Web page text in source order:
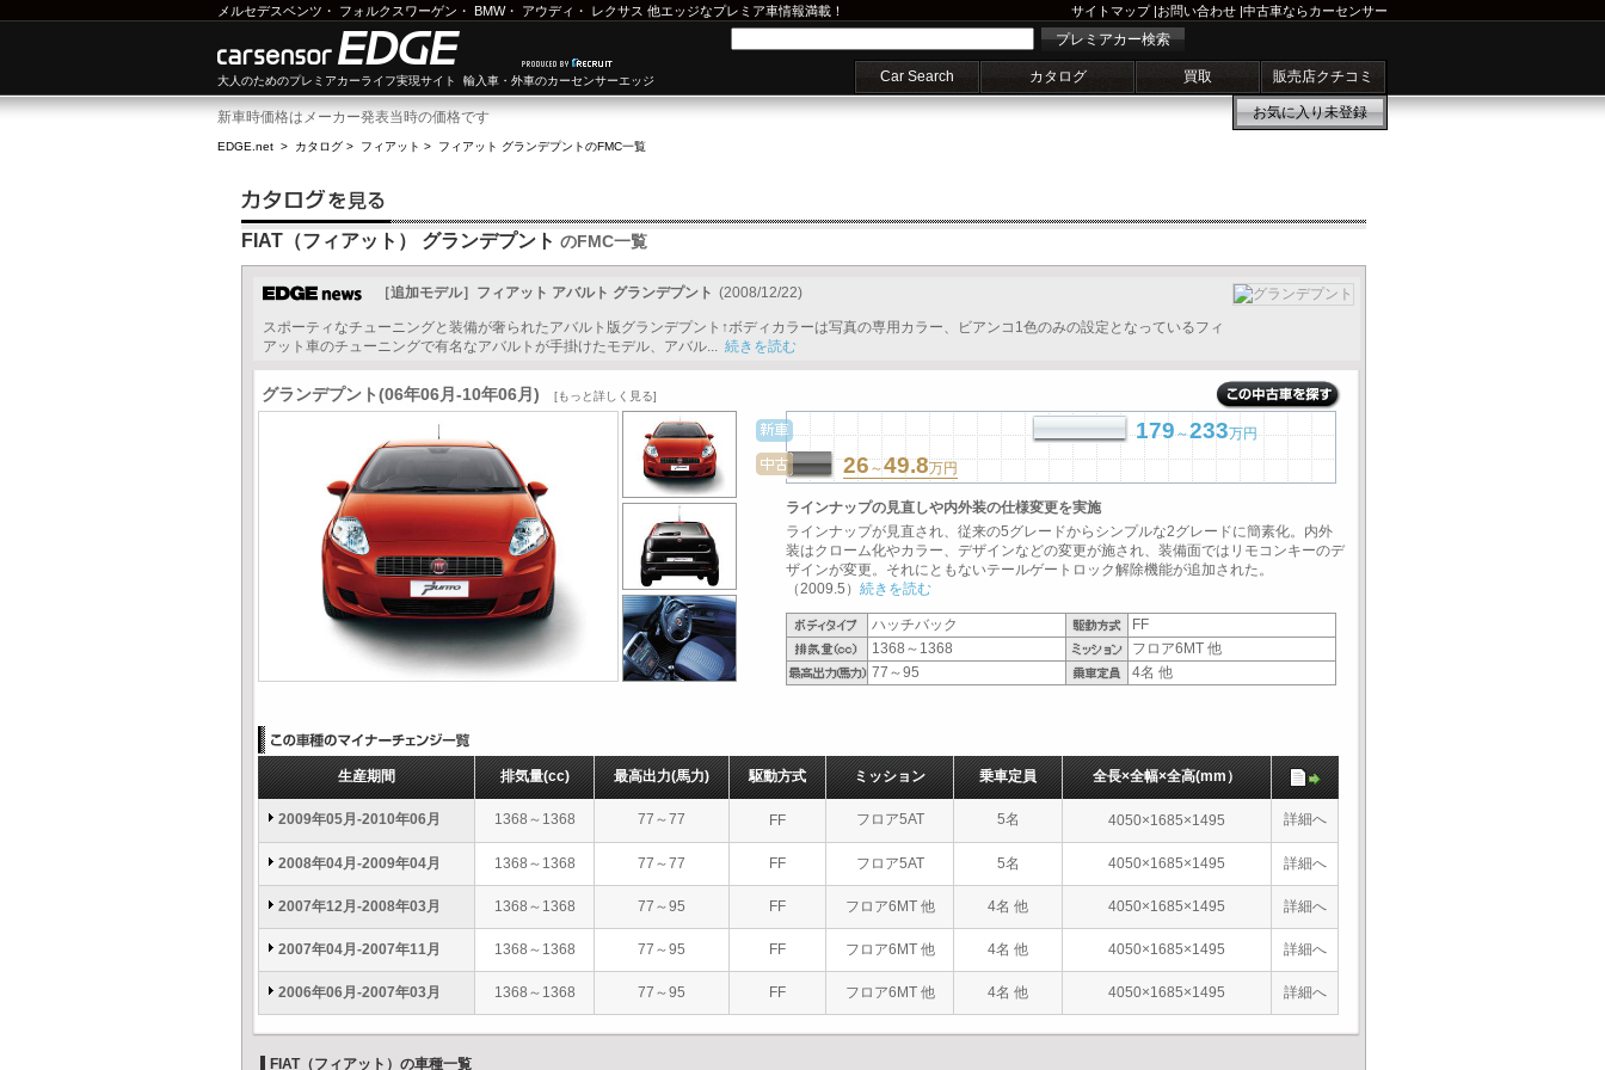
メルセデスベンツ ・ フォルクスワーゲン ・ BMW・ アウディ ・ レクサス 他エッジなプレミア車情報満載！ サイトマップ|お問い合わせ |中古車ならカーセンサー
大人のためのプレミアカーライフ実現サイト 輸入車・外車のカーセンサーエッジ
プレミアカー検索
Car Search カタログ 買取 販売店クチコミ
お気に入り未登録
新車時価格はメーカー発表当時の価格です
EDGE.net > カタログ > フィアット > フィアット グランデプントのFMC一覧
FIAT（フィアット） グランデプント のFMC一覧
［追加モデル］フィアット アバルト グランデプント (2008/12/22)
スポーティなチューニングと装備が奢られたアバルト版グランデプント↑ボディカラーは写真の専用カラー、ビアンコ1色のみの設定となっているフィ
アット車のチューニングで有名なアバルトが手掛けたモデル、アバル... 続きを読む
グランデプント(06年06月-10年06月) [もっと詳しく見る]
179～233万円
26 ～49.8万円
ラインナップの見直しや内外装の仕様変更を実施
ラインナップが見直され、従来の5グレードからシンプルな2グレードに簡素化。内外
装はクローム化やカラー、デザインなどの変更が施され、装備面ではリモコンキーのデ
ザインが変更。それにともないテールゲートロック解除機能が追加された。
（2009.5） 続きを読む
ハッチバック
FF
1368～1368
フロア6MT 他
77～95
4名 他
生産期間 排気量(cc) 最高出力(馬力) 駆動方式 ミッション 乗車定員 全長×全幅×全高(mm）
2009年05月-2010年06月 1368～1368 77～77 FF フロア5AT 5名 4050×1685×1495 詳細へ
2008年04月-2009年04月 1368～1368 77～77 FF フロア5AT 5名 4050×1685×1495 詳細へ
2007年12月-2008年03月 1368～1368 77～95 FF フロア6MT 他 4名 他 4050×1685×1495 詳細へ
2007年04月-2007年11月 1368～1368 77～95 FF フロア6MT 他 4名 他 4050×1685×1495 詳細へ
2006年06月-2007年03月 1368～1368 77～95 FF フロア6MT 他 4名 他 4050×1685×1495 詳細へ
FIAT（フィアット）の車種一覧